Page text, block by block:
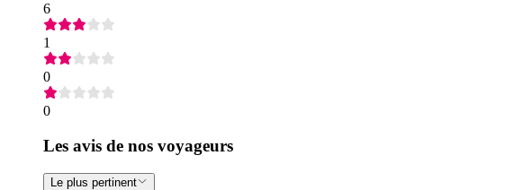
6
1
0
0
Les avis de nos voyageurs
Le plus pertinent